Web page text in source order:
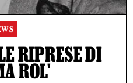
RIPRESE DI
ROL'